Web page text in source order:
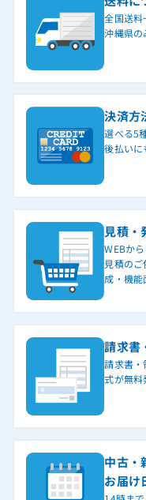
全国送料
沖縄県の
決済方
選べる5
後払いに
見積・
WEBか
見積の
成・機能
請求書
請求書
式が無料
中古・
お届け